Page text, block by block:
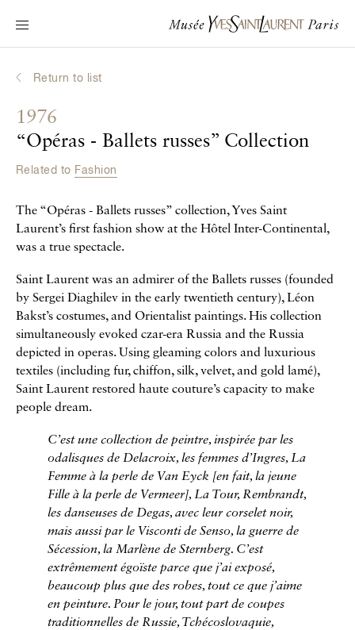
Main navigation
Visit the museum
Interactive Biographies
Chronicles
Online Collection
Museum
Return to list
1976
“Opéras - Ballets russes” Collection
Related to Fashion
The “Opéras - Ballets russes” collection, Yves Saint
Laurent’s first fashion show at the Hôtel Inter-Continental,
was a true spectacle.
Saint Laurent was an admirer of the Ballets russes (founded
by Sergei Diaghilev in the early twentieth century), Léon
Bakst’s costumes, and Orientalist paintings. His collection
simultaneously evoked czar-era Russia and the Russia
depicted in operas. Using gleaming colors and luxurious
textiles (including fur, chiffon, silk, velvet, and gold lamé),
Saint Laurent restored haute couture’s capacity to make
people dream.
C’est une collection de peintre, inspirée par les
odalisques de Delacroix, les femmes d’Ingres, La
Femme à la perle de Van Eyck [en fait, la jeune
Fille à la perle de Vermeer], La Tour, Rembrandt,
les danseuses de Degas, avec leur corselet noir,
mais aussi par le Visconti de Senso, la guerre de
Sécession, la Marlène de Sternberg. C’est
extrêmement égoïste parce que j’ai exposé,
beaucoup plus que des robes, tout ce que j’aime
en peinture. Pour le jour, tout part de coupes
traditionnelles de Russie, Tchécoslovaquie,